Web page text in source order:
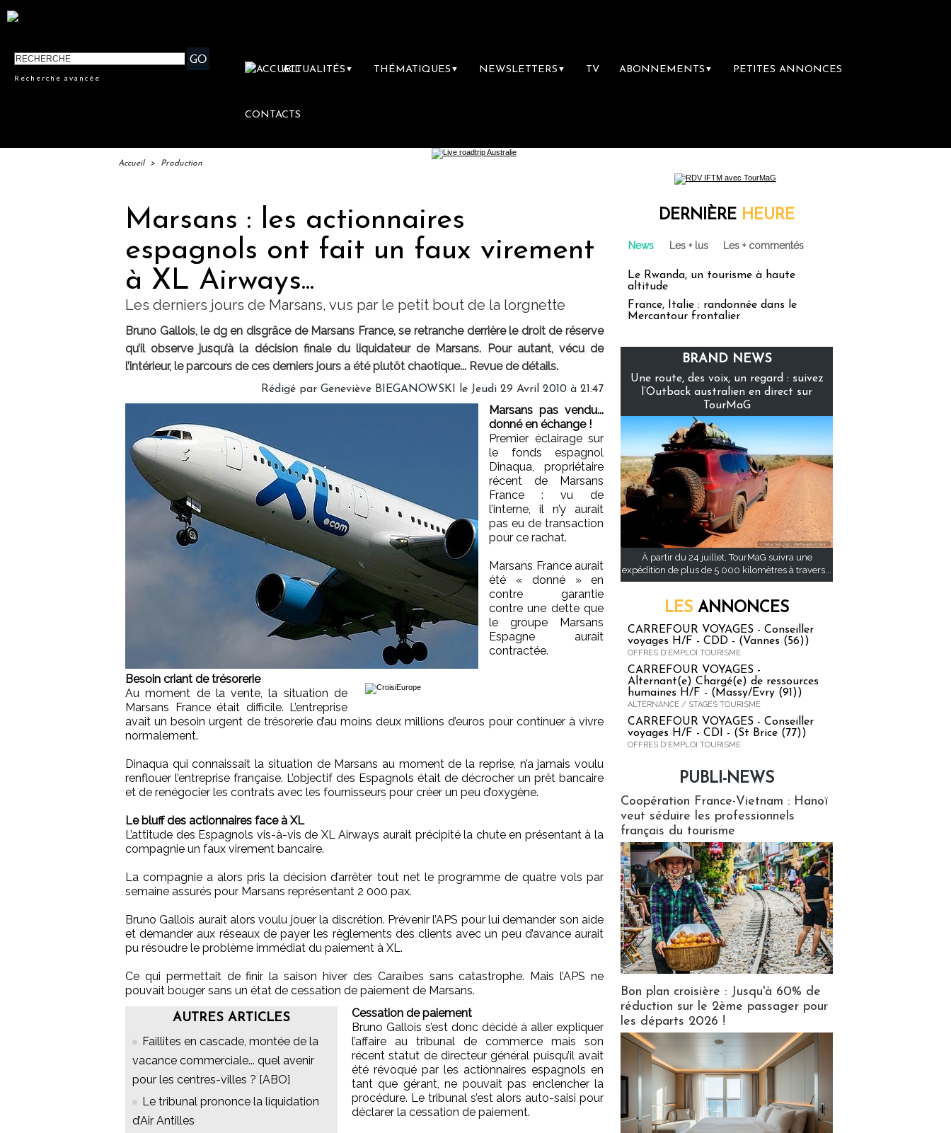
Recherche avancée
ACTUALITÉS ▼ THÉMATIQUES ▼ NEWSLETTERS ▼ TV ABONNEMENTS ▼ PETITES ANNONCES
CONTACTS
Accueil > Production
Marsans : les actionnaires
espagnols ont fait un faux virement
à XL Airways...
Les derniers jours de Marsans, vus par le petit bout de la lorgnette
Bruno Gallois, le dg en disgrâce de Marsans France, se retranche derrière le droit de réserve
qu’il observe jusqu’à la décision finale du liquidateur de Marsans. Pour autant, vécu de
l’intérieur, le parcours de ces derniers jours a été plutôt chaotique... Revue de détails.
Rédigé par Geneviève BIEGANOWSKI le Jeudi 29 Avril 2010 à 21:47
Marsans pas vendu...
donné en échange !
Premier éclairage sur
le fonds espagnol
Dinaqua, propriétaire
récent de Marsans
France : vu de
l’interne, il n’y aurait
pas eu de transaction
pour ce rachat.
Marsans France aurait
été « donné » en
contre garantie
contre une dette que
le groupe Marsans
Espagne aurait
contractée.
Besoin criant de trésorerie
Au moment de la vente, la situation de
Marsans France était difficile. L’entreprise
avait un besoin urgent de trésorerie d’au moins deux millions d’euros pour continuer à vivre
normalement.
Dinaqua qui connaissait la situation de Marsans au moment de la reprise, n’a jamais voulu
renflouer l’entreprise française. L’objectif des Espagnols était de décrocher un prêt bancaire
et de renégocier les contrats avec les fournisseurs pour créer un peu d’oxygène.
Le bluff des actionnaires face à XL
L’attitude des Espagnols vis-à-vis de XL Airways aurait précipité la chute en présentant à la
compagnie un faux virement bancaire.
La compagnie a alors pris la décision d’arrêter tout net le programme de quatre vols par
semaine assurés pour Marsans représentant 2 000 pax.
Bruno Gallois aurait alors voulu jouer la discrétion. Prévenir l’APS pour lui demander son aide
et demander aux réseaux de payer les règlements des clients avec un peu d’avance aurait
pu résoudre le problème immédiat du paiement à XL.
Ce qui permettait de finir la saison hiver des Caraïbes sans catastrophe. Mais l’APS ne
pouvait bouger sans un état de cessation de paiement de Marsans.
AUTRES ARTICLES
Faillites en cascade, montée de la
vacance commerciale... quel avenir
pour les centres-villes ? [ABO]
Le tribunal prononce la liquidation
d’Air Antilles
Cessation de paiement
Bruno Gallois s’est donc décidé à aller expliquer
l’affaire au tribunal de commerce mais son
récent statut de directeur général puisqu’il avait
été révoqué par les actionnaires espagnols en
tant que gérant, ne pouvait pas enclencher la
procédure. Le tribunal s’est alors auto-saisi pour
déclarer la cessation de paiement.
DERNIÈRE HEURE
News Les + lus Les + commentés
Le Rwanda, un tourisme à haute
altitude
France, Italie : randonnée dans le
Mercantour frontalier
BRAND NEWS
Une route, des voix, un regard : suivez
l’Outback australien en direct sur
TourMaG
À partir du 24 juillet, TourMaG suivra une
expédition de plus de 5 000 kilomètres à travers...
LES ANNONCES
CARREFOUR VOYAGES - Conseiller
voyages H/F - CDD - (Vannes (56))
OFFRES D'EMPLOI TOURISME
CARREFOUR VOYAGES -
Alternant(e) Chargé(e) de ressources
humaines H/F - (Massy/Evry (91))
ALTERNANCE / STAGES TOURISME
CARREFOUR VOYAGES - Conseiller
voyages H/F - CDI - (St Brice (77))
OFFRES D'EMPLOI TOURISME
PUBLI-NEWS
Coopération France-Vietnam : Hanoï
veut séduire les professionnels
français du tourisme
Bon plan croisière : Jusqu'à 60% de
réduction sur le 2ème passager pour
les départs 2026 !